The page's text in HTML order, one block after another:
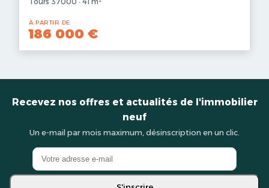
À PARTIR DE
186 000 €
Recevez nos offres et actualités de l'immobilier
neuf
Un e-mail par mois maximum, désinscription en un clic.